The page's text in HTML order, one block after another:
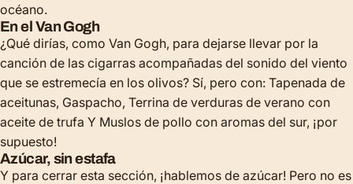
océano.
En el Van Gogh
¿Qué dirías, como Van Gogh, para dejarse llevar por la
canción de las cigarras acompañadas del sonido del viento
que se estremecía en los olivos? Sí, pero con: Tapenada de
aceitunas, Gaspacho, Terrina de verduras de verano con
aceite de trufa Y Muslos de pollo con aromas del sur, ¡por
supuesto!
Azúcar, sin estafa
Y para cerrar esta sección, ¡hablemos de azúcar! Pero no es